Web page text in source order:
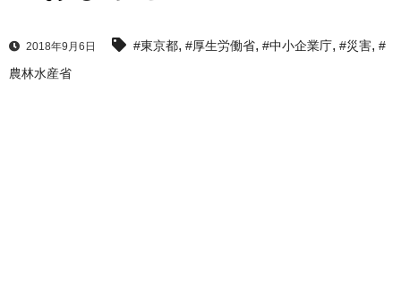
2018年9月6日 #東京都, #厚生労働省, #中小企業庁, #災害, #
農林水産省